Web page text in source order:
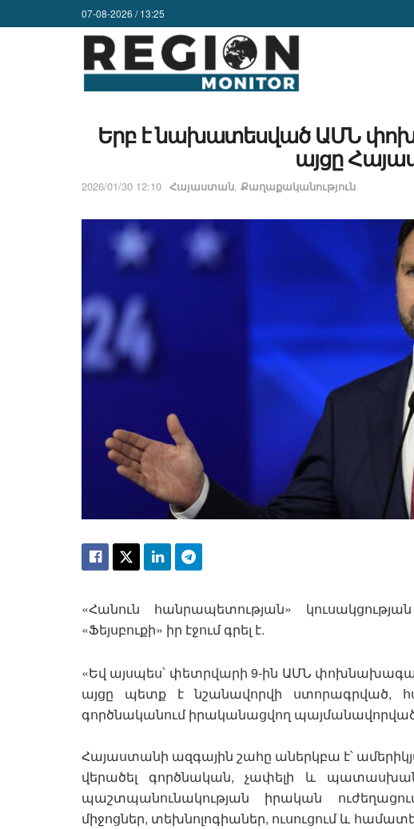
07-08-2026 / 13:25
Երբ է նախատեսված ԱՄՆ
այցը
2026/01/30 12:10 Հայաստան, Քաղաքականություն
«Հանուն հանրապետության»
«Ֆեյսբուքի» իր էջում գրել է.
«Եվ այսպես՝ փետրվարի 9-ին ԱՄՆ
այցը պետք է նշանավորվի ստորագրված,
գործնականում իրականացվող
Հայաստանի ազգային շահը աներկբա է՝
վերածել գործնական, չափելի և
պաշտպանունակության իրական
միջոցներ, տեխնոլոգիաներ, ուսուցում և